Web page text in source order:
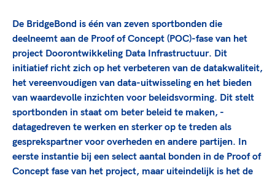
Game Changer
TeamNL kids
Olympische geschiedenis
Nieuwspagina
Columns
Duurzaamheid
Vitale clubs en bestuurlijk kader
Sportmatch
Clubacties
Handboek Wet- en Regelgeving
Opleidingen en trainingen
TeamNL Sport Science Centre
Olympische Spelen LA28
Paralympische Spelen LA28
Europese Spelen Istanbul 2027
Topsportbeleid
Topsportfinanciering
De BridgeBond is één van zeven sportbonden die
deelneemt aan de Proof of Concept (POC)-fase van het
project Doorontwikkeling Data Infrastructuur. Dit
initiatief richt zich op het verbeteren van de datakwaliteit,
het vereenvoudigen van data-uitwisseling en het bieden
van waardevolle inzichten voor beleidsvorming. Dit stelt
sportbonden in staat om beter beleid te maken, -
datagedreven te werken en sterker op te treden als
gesprekspartner voor overheden en andere partijen. In
eerste instantie bij een select aantal bonden in de Proof of
Concept fase van het project, maar uiteindelijk is het de